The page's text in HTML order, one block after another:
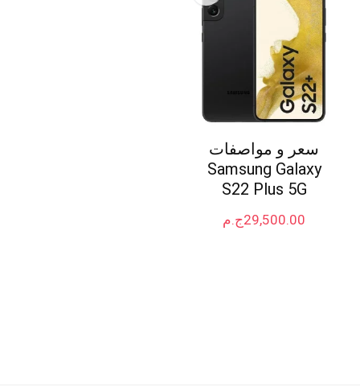
سعر و مواصفات
Samsung Galaxy
S22 Plus 5G
ج.م29,500.00